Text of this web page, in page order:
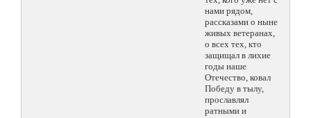
нами рядом,
рассказами о ныне
живых ветеранах,
о всех тех, кто
защищал в лихие
годы наше
Отечество, ковал
Победу в тылу,
прославлял
ратными и